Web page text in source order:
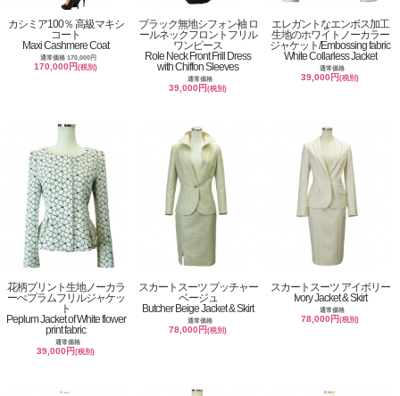
カシミア100％ 高級マキシ
コート
Maxi Cashmere Coat
通常価格 170,000円
170,000円(税別)
ブラック無地シフォン袖 ロ
ールネックフロントフリル
ワンピース
Role Neck Front Frill Dress
with Chiffon Sleeves
通常価格
39,000円(税別)
エレガントなエンボス加工
生地のホワイトノーカラー
ジャケット/Embossing fabric
White Collarless Jacket
通常価格
39,000円(税別)
花柄プリント生地ノーカラ
ーぺプラムフリルジャケッ
ト
Peplum Jacket of White flower
print fabric
通常価格
39,000円(税別)
スカートスーツ ブッチャー
ベージュ
Butcher Beige Jacket & Skirt
通常価格
78,000円(税別)
スカートスーツ アイボリー
Ivory Jacket & Skirt
通常価格
78,000円(税別)